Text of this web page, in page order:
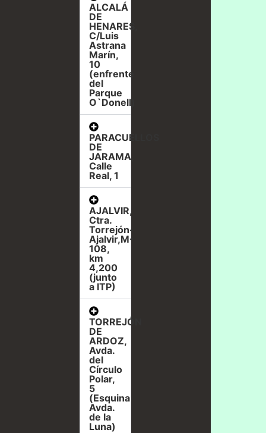
ALCALÁ
DE
HENARES,
C/Luis
Astrana
Marín,
10
(enfrente
del
Parque
O`Donell)
PARACUELLOS
DE
JARAMA,
Calle
Real, 1
AJALVIR,
Ctra.
Torrejón-
Ajalvir,M-
108,
km
4,200
(junto
a ITP)
TORREJÓN
DE
ARDOZ,
Avda.
del
Círculo
Polar,
5
(Esquina
Avda.
de la
Luna)